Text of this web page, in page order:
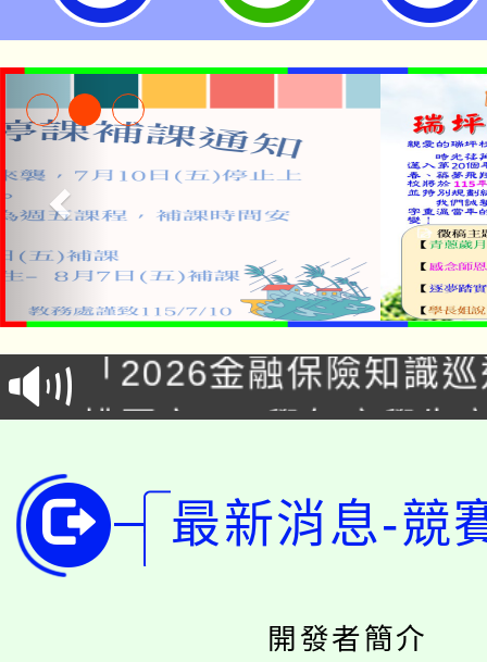
公告本校115學年度第
代理(課)教師甄選結果(
「2026金融保險知識
車」活動
桃園市115學年度學生
代理(課)教師甄選結果(
公告本校115學年度第
轉知中國文化大學推廣
《TA101》溝通分析基
轉知苗栗縣政府辦理
最新消息-競
開發者簡介